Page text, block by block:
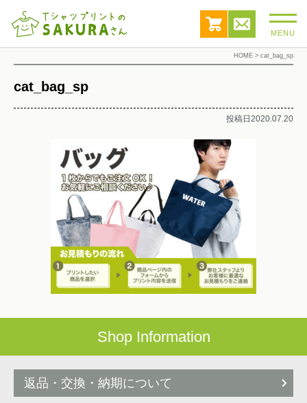
MENU
HOME > cat_bag_sp
cat_bag_sp
投稿日2020.07.20
Shop Information
返品・交換・納期について